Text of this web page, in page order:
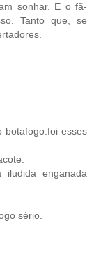
sonhar. E o fã-
Tanto que, se
botafogo.foi esses
enganada
sério.